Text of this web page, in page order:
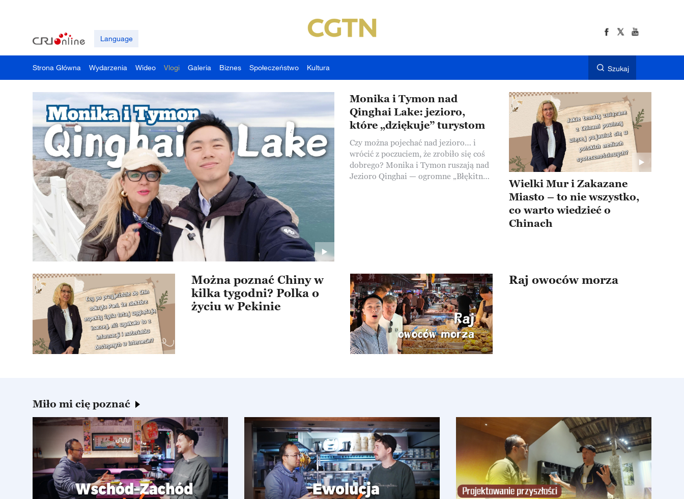
Language
Strona Główna Wydarzenia Wideo Vlogi Galeria Biznes Społeczeństwo Kultura Szukaj
Monika i Tymon nad
Qinghai Lake: jezioro,
które „dziękuje” turystom
Czy można pojechać nad jezioro… i
wrócić z poczuciem, że zrobiło się coś
dobrego? Monika i Tymon ruszają nad
Jezioro Qinghai — ogromne „Błękitne
Wielki Mur i Zakazane
Miasto – to nie wszystko,
co warto wiedzieć o
Chinach
Można poznać Chiny w
kilka tygodni? Polka o
życiu w Pekinie
Raj owoców morza
Miło mi cię poznać